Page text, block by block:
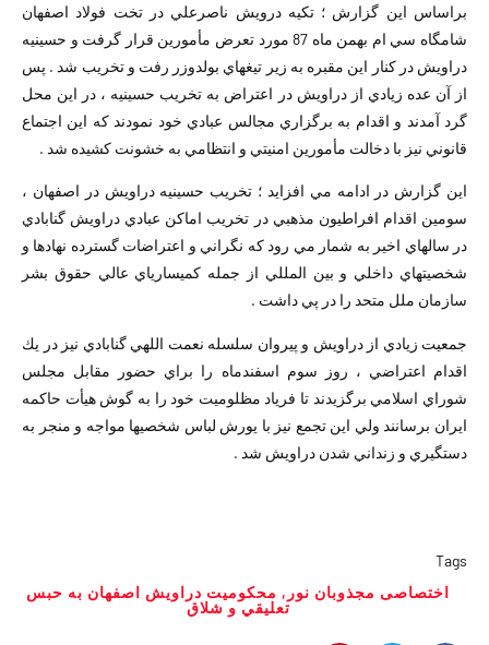
براساس اين گزارش ؛ تكيه درويش ناصرعلي در تخت فولاد اصفهان
شامگاه سي ام بهمن ماه 87 مورد تعرض مأمورين قرار گرفت و حسينيه
دراويش در كنار اين مقبره به زير تيغهاي بولدوزر رفت و تخريب شد . پس
از آن عده زيادي از دراويش در اعتراض به تخريب حسينيه ، در اين محل
گرد آمدند و اقدام به برگزاري مجالس عبادي خود نمودند كه اين اجتماع
قانوني نيز با دخالت مأمورين امنيتي و انتظامي به خشونت كشيده شد .
اين گزارش در ادامه مي افزايد ؛ تخريب حسينيه دراويش در اصفهان ،
سومين اقدام افراطيون مذهبي در تخريب اماكن عبادي دراويش گنابادي
در سالهاي اخير به شمار مي رود كه نگراني و اعتراضات گسترده نهادها و
شخصيتهاي داخلي و بين المللي از جمله كميسارياي عالي حقوق بشر
سازمان ملل متحد را در پي داشت .
جمعيت زيادي از دراويش و پيروان سلسله نعمت اللهي گنابادي نيز در يك
اقدام اعتراضي ، روز سوم اسفندماه را براي حضور مقابل مجلس
شوراي اسلامي برگزيدند تا فرياد مظلوميت خود را به گوش هيأت حاكمه
ايران برسانند ولي اين تجمع نيز با يورش لباس شخصيها مواجه و منجر به
دستگيري و زنداني شدن دراويش شد .
Tags
اختصاصى مجذوبان نور , محكوميت دراويش اصفهان به حبس
تعليقي و شلاق